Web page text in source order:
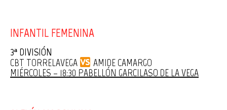
INFANTIL FEMENINA
3ª DIVISIÓN
CBT TORRELAVEGA
AMIDE CAMARGO
MIÉRCOLES – 18:30 PABELLÓN GARCILASO DE LA VEGA